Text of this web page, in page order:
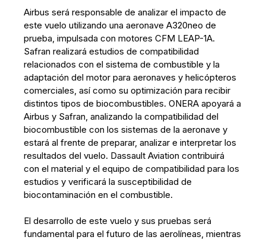
Airbus será responsable de analizar el impacto de
este vuelo utilizando una aeronave A320neo de
prueba, impulsada con motores CFM LEAP-1A.
Safran realizará estudios de compatibilidad
relacionados con el sistema de combustible y la
adaptación del motor para aeronaves y helicópteros
comerciales, así como su optimización para recibir
distintos tipos de biocombustibles. ONERA apoyará a
Airbus y Safran, analizando la compatibilidad del
biocombustible con los sistemas de la aeronave y
estará al frente de preparar, analizar e interpretar los
resultados del vuelo. Dassault Aviation contribuirá
con el material y el equipo de compatibilidad para los
estudios y verificará la susceptibilidad de
biocontaminación en el combustible.
El desarrollo de este vuelo y sus pruebas será
fundamental para el futuro de las aerolíneas, mientras